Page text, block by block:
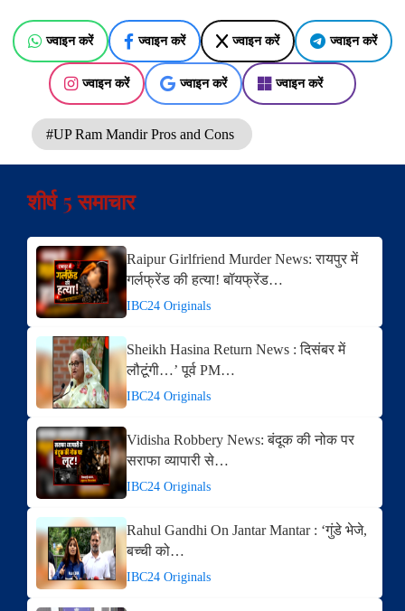
ज्वाइन करें ज्वाइन करें ज्वाइन करें ज्वाइन करें
ज्वाइन करें ज्वाइन करें ज्वाइन करें
#UP Ram Mandir Pros and Cons
शीर्ष 5 समाचार
Raipur Girlfriend Murder News: रायपुर में
गर्लफ्रेंड की हत्या! बॉयफ्रेंड…
IBC24 Originals
Sheikh Hasina Return News : दिसंबर में
लौटूंगी…’ पूर्व PM…
IBC24 Originals
Vidisha Robbery News: बंदूक की नोक पर
सराफा व्यापारी से…
IBC24 Originals
Rahul Gandhi On Jantar Mantar : ‘गुंडे भेजे,
बच्ची को…
IBC24 Originals